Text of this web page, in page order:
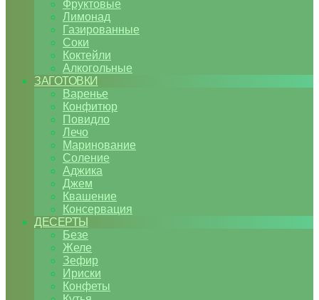
Фруктовые
Лимонад
Газированные
Соки
Коктейли
Алкогольные
ЗАГОТОВКИ
Варенье
Конфитюр
Повидло
Лечо
Маринование
Соление
Аджика
Джем
Квашение
Консервация
ДЕСЕРТЫ
Безе
Желе
Зефир
Ириски
Конфеты